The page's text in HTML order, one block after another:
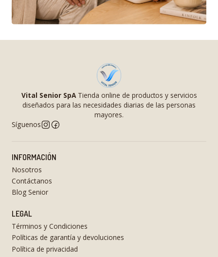
Vital Senior SpATienda online de productos y servicios
diseñados para las necesidades diarias de las personas
mayores.
Síguenos
INFORMACIÓN
Nosotros
Contáctanos
Blog Senior
LEGAL
Términos y Condiciones
Políticas de garantía y devoluciones
Política de privacidad